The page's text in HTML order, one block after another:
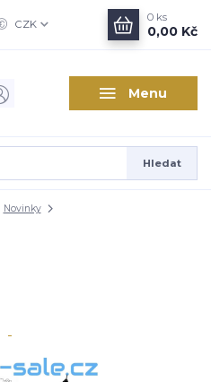
Menu
CZK
Hledat
0 ks
0,00 Kč
Novinky